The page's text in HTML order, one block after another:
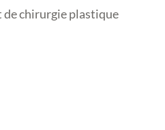
de chirurgie plastique